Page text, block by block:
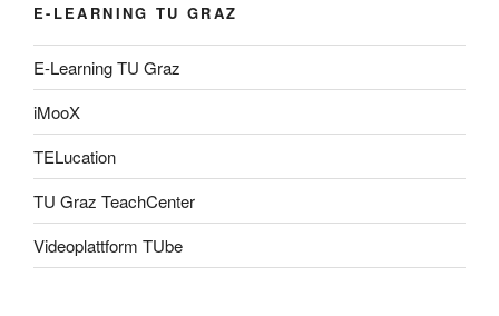
E-LEARNING TU GRAZ
E-Learning TU Graz
iMooX
TELucation
TU Graz TeachCenter
Videoplattform TUbe